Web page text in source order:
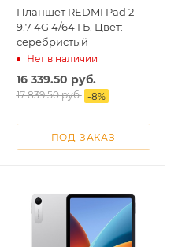
Планшет REDMI Pad 2
9.7 4G 4/64 ГБ. Цвет:
серебристый
Нет в наличии
16 339.50 руб.
17 839.50руб. -8%
ПОД ЗАКАЗ
раз в 2 недели